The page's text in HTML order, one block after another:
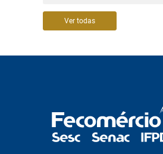
Ver todas